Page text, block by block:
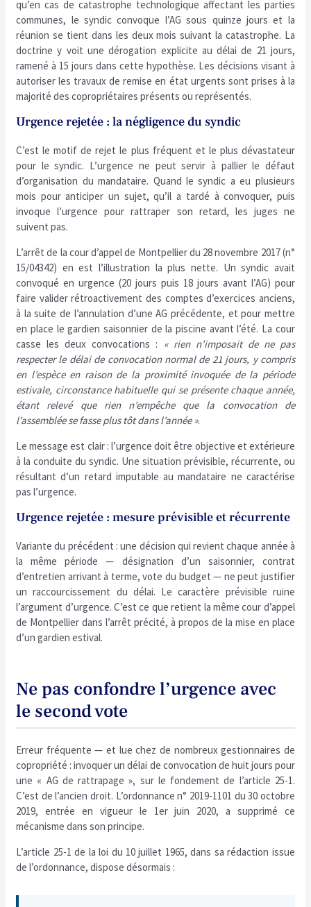
qu’en cas de catastrophe technologique affectant les parties
communes, le syndic convoque l’AG sous quinze jours et la
réunion se tient dans les deux mois suivant la catastrophe. La
doctrine y voit une dérogation explicite au délai de 21 jours,
ramené à 15 jours dans cette hypothèse. Les décisions visant à
autoriser les travaux de remise en état urgents sont prises à la
majorité des copropriétaires présents ou représentés.
Urgence rejetée : la négligence du syndic
C’est le motif de rejet le plus fréquent et le plus dévastateur
pour le syndic. L’urgence ne peut servir à pallier le défaut
d’organisation du mandataire. Quand le syndic a eu plusieurs
mois pour anticiper un sujet, qu’il a tardé à convoquer, puis
invoque l’urgence pour rattraper son retard, les juges ne
suivent pas.
L’arrêt de la cour d’appel de Montpellier du 28 novembre 2017 (n°
15/04342) en est l’illustration la plus nette. Un syndic avait
convoqué en urgence (20 jours puis 18 jours avant l’AG) pour
faire valider rétroactivement des comptes d’exercices anciens,
à la suite de l’annulation d’une AG précédente, et pour mettre
en place le gardien saisonnier de la piscine avant l’été. La cour
casse les deux convocations : « rien n’imposait de ne pas
respecter le délai de convocation normal de 21 jours, y compris
en l’espèce en raison de la proximité invoquée de la période
estivale, circonstance habituelle qui se présente chaque année,
étant relevé que rien n’empêche que la convocation de
l’assemblée se fasse plus tôt dans l’année ».
Le message est clair : l’urgence doit être objective et extérieure
à la conduite du syndic. Une situation prévisible, récurrente, ou
résultant d’un retard imputable au mandataire ne caractérise
pas l’urgence.
Urgence rejetée : mesure prévisible et récurrente
Variante du précédent : une décision qui revient chaque année à
la même période — désignation d’un saisonnier, contrat
d’entretien arrivant à terme, vote du budget — ne peut justifier
un raccourcissement du délai. Le caractère prévisible ruine
l’argument d’urgence. C’est ce que retient la même cour d’appel
de Montpellier dans l’arrêt précité, à propos de la mise en place
d’un gardien estival.
Ne pas confondre l’urgence avec
le second vote
Erreur fréquente — et lue chez de nombreux gestionnaires de
copropriété : invoquer un délai de convocation de huit jours pour
une « AG de rattrapage », sur le fondement de l’article 25-1.
C’est de l’ancien droit. L’ordonnance n° 2019-1101 du 30 octobre
2019, entrée en vigueur le 1er juin 2020, a supprimé ce
mécanisme dans son principe.
L’article 25-1 de la loi du 10 juillet 1965, dans sa rédaction issue
de l’ordonnance, dispose désormais :